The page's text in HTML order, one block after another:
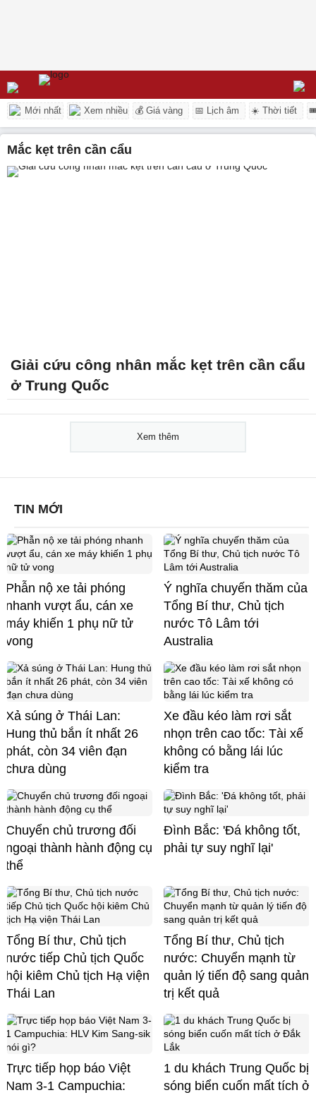
Mới nhất Xem nhiều 💰 Giá vàng 📅 Lịch âm ☀️ Thời tiết
mắc kẹt trên cần cẩu
Giải cứu công nhân mắc kẹt trên cần cẩu
ở Trung Quốc
Xem thêm
TIN MỚI
Phẫn nộ xe tải phóng
nhanh vượt ẩu, cán xe
máy khiến 1 phụ nữ tử
vong
Ý nghĩa chuyến thăm của
Tổng Bí thư, Chủ tịch
nước Tô Lâm tới
Australia
Xả súng ở Thái Lan:
Hung thủ bắn ít nhất 26
phát, còn 34 viên đạn
chưa dùng
Xe đầu kéo làm rơi sắt
nhọn trên cao tốc: Tài xế
không có bằng lái lúc
kiểm tra
Chuyển chủ trương đối
ngoại thành hành động cụ
thể
Đình Bắc: 'Đá không tốt,
phải tự suy nghĩ lại'
Tổng Bí thư, Chủ tịch
nước tiếp Chủ tịch Quốc
hội kiêm Chủ tịch Hạ viện
Thái Lan
Tổng Bí thư, Chủ tịch
nước: Chuyển mạnh từ
quản lý tiến độ sang quản
trị kết quả
Trực tiếp họp báo Việt
Nam 3-1 Campuchia:
1 du khách Trung Quốc bị
sóng biển cuốn mất tích ở